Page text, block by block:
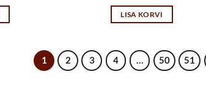
LISA KORVI
1 2 3 4 … 50 51